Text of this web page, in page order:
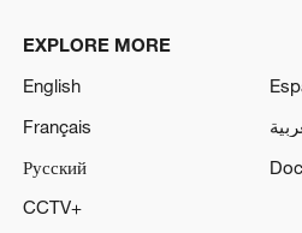
EXPLORE MORE
English
Français
Русский
CCTV+